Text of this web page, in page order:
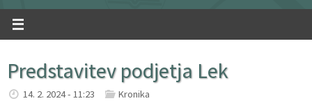
Predstavitev podjetja Lek
14. 2. 2024 - 11:23 Kronika